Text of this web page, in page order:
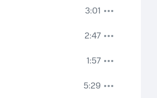
3:01
2:47
1:57
5:29